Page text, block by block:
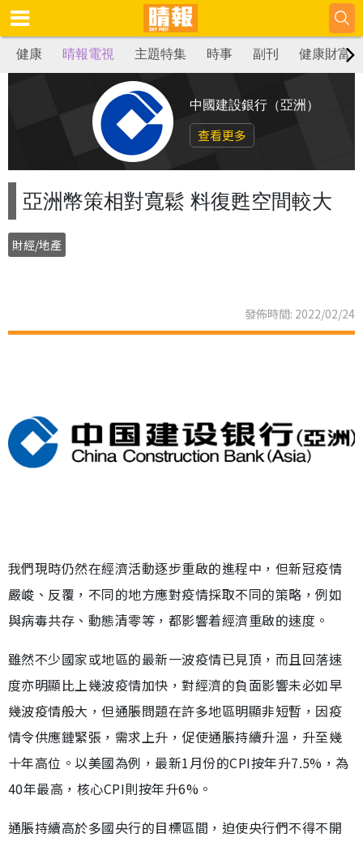
健康 晴報電視 主題特集 時事 副刊 健康財富
中國建設銀行（亞洲）
查看更多
亞洲幣策相對寬鬆 料復甦空間較大
財經/地產
發佈時間: 2022/02/24
我們現時仍然在經濟活動逐步重啟的進程中，但新冠疫情
嚴峻、反覆，不同的地方應對疫情採取不同的策略，例如
與病毒共存、動態清零等，都影響着經濟重啟的速度。
雖然不少國家或地區的最新一波疫情已見頂，而且回落速
度亦明顯比上幾波疫情加快，對經濟的負面影響未必如早
幾波疫情般大，但通脹問題在許多地區明顯非短暫，因疫
情令供應鏈緊張，需求上升，促使通脹持續升溫，升至幾
十年高位。以美國為例，最新1月份的CPI按年升7.5%，為
40年最高，核心CPI則按年升6%。
通脹持續高於多國央行的目標區間，迫使央行們不得不開